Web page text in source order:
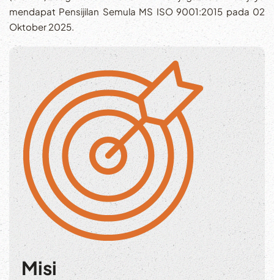
mendapat Pensijilan Semula MS ISO 9001:2015 pada 02
Oktober 2025.
Misi